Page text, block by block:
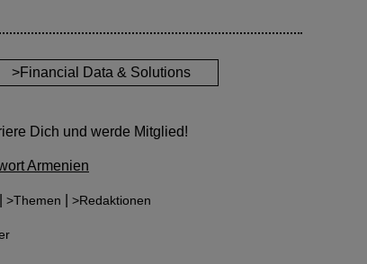
>Financial Data & Solutions
Dich und werde Mitglied!
Armenien
>Themen >Redaktionen